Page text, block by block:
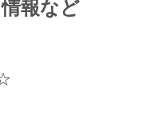
報など